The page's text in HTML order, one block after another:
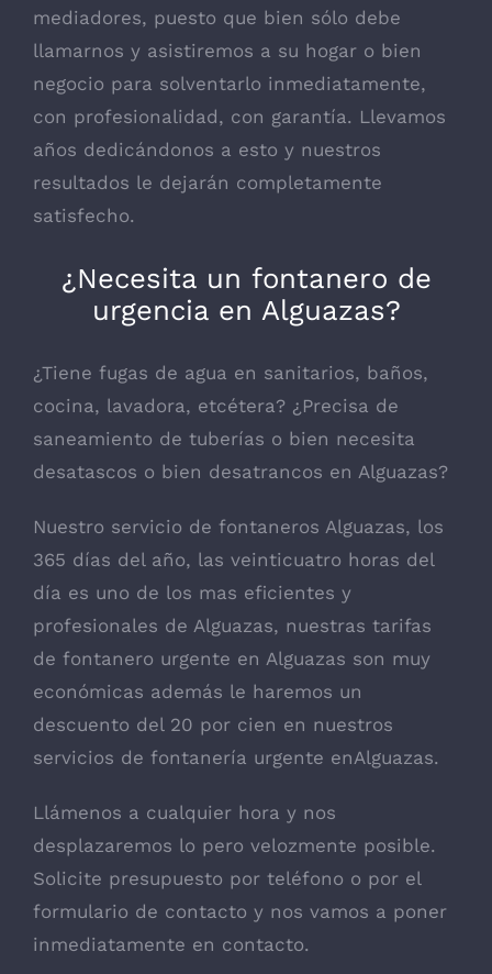
mediadores, puesto que bien sólo debe
llamarnos y asistiremos a su hogar o bien
negocio para solventarlo inmediatamente,
con profesionalidad, con garantía. Llevamos
años dedicándonos a esto y nuestros
resultados le dejarán completamente
satisfecho.
¿Necesita un fontanero de
urgencia en Alguazas?
¿Tiene fugas de agua en sanitarios, baños,
cocina, lavadora, etcétera? ¿Precisa de
saneamiento de tuberías o bien necesita
desatascos o bien desatrancos en Alguazas?
Nuestro servicio de fontaneros Alguazas, los
365 días del año, las veinticuatro horas del
día es uno de los mas eficientes y
profesionales de Alguazas, nuestras tarifas
de fontanero urgente en Alguazas son muy
económicas además le haremos un
descuento del 20 por cien en nuestros
servicios de fontanería urgente enAlguazas.
Llámenos a cualquier hora y nos
desplazaremos lo pero velozmente posible.
Solicite presupuesto por teléfono o por el
formulario de contacto y nos vamos a poner
inmediatamente en contacto.